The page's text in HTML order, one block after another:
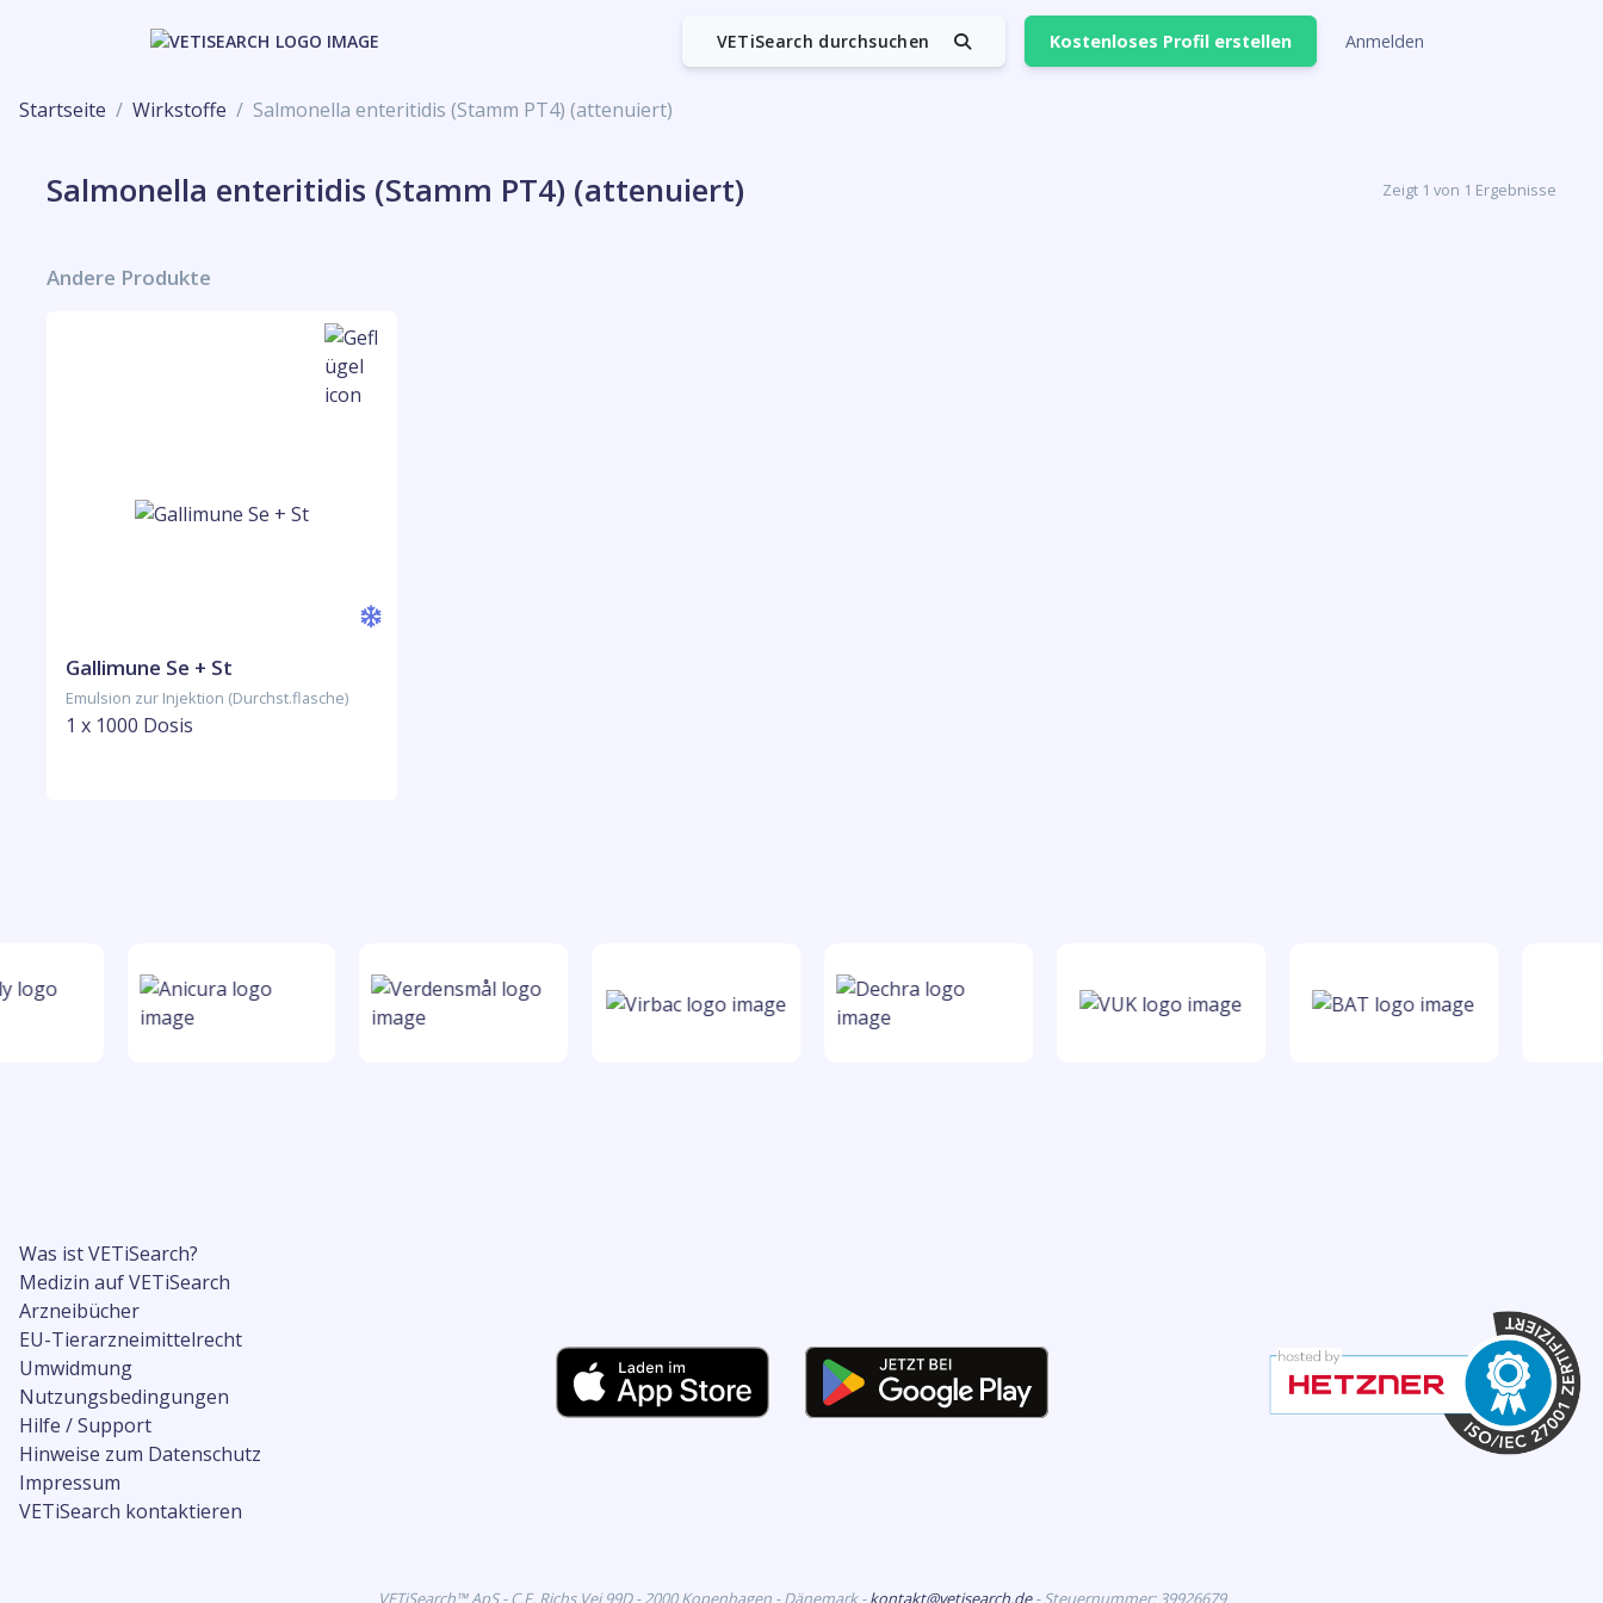
VETiSearch durchsuchen Kostenloses Profil erstellen Anmelden
Startseite Wirkstoffe Salmonella enteritidis (Stamm PT4) (attenuiert)
Salmonella enteritidis (Stamm PT4) (attenuiert) Zeigt 1 von 1 Ergebnisse
Andere Produkte
Gallimune Se + St
Emulsion zur Injektion (Durchst.flasche)
1 x 1000 Dosis
Was ist VETiSearch?
Medizin auf VETiSearch
Arzneibücher
EU-Tierarzneimittelrecht
Umwidmung
Nutzungsbedingungen
Hilfe / Support
Hinweise zum Datenschutz
Impressum
VETiSearch kontaktieren
VETiSearch™ ApS - C.F. Richs Vej 99D - 2000 Kopenhagen - Dänemark -kontakt@vetisearch.de- Steuernummer: 39926679